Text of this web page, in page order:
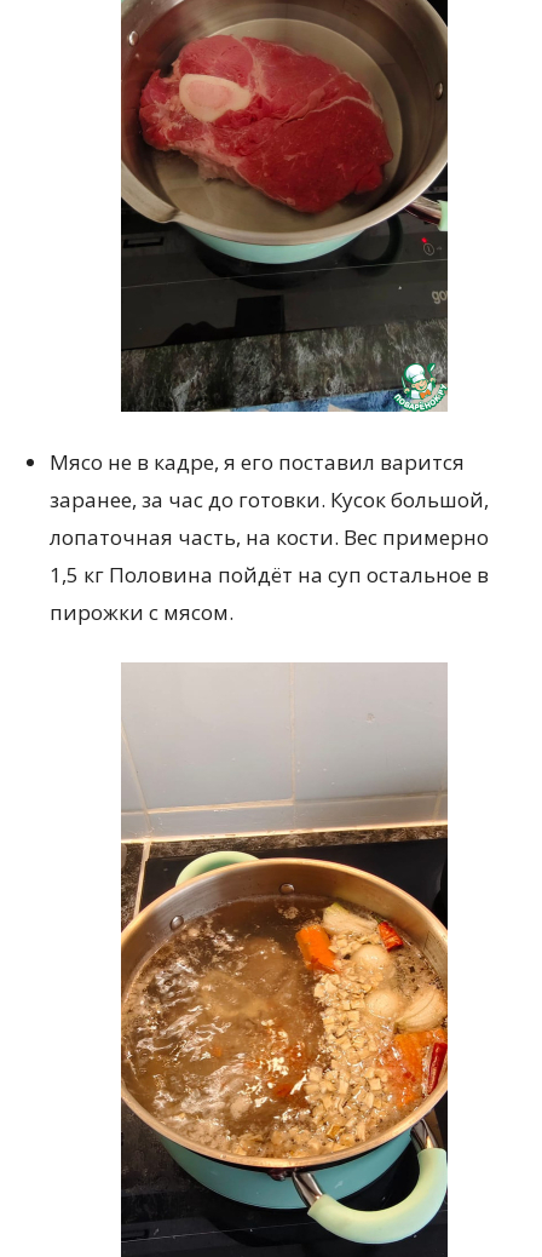
Мясо не в кадре, я его поставил варится
заранее, за час до готовки. Кусок большой,
лопаточная часть, на кости. Вес примерно
1,5 кг Половина пойдёт на суп остальное в
пирожки с мясом.